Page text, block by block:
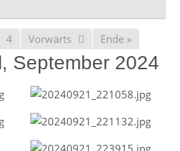
4 Vorwärts Ende »
September 2024